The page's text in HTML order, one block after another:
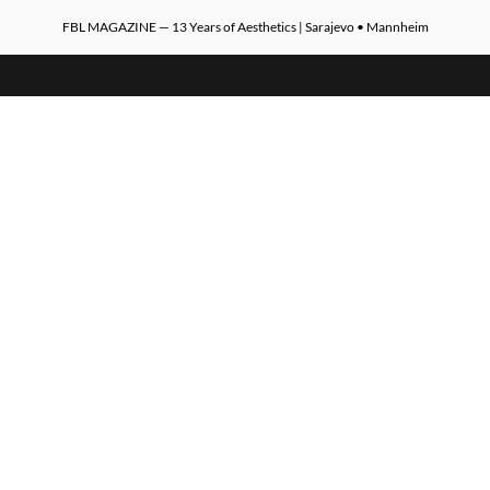
FBL MAGAZINE — 13 Years of Aesthetics | Sarajevo • Mannheim